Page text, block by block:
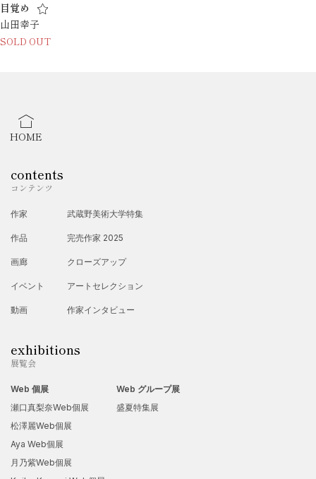
目覚め
山田幸子
SOLD OUT
HOME
contents
コンテンツ
作家
作品
画廊
イベント
動画
武蔵野美術大学特集
完売作家 2025
クローズアップ
アートセレクション
作家インタビュー
exhibitions
展覧会
Web 個展
瀬口真梨奈Web個展
松澤麗Web個展
Aya Web個展
月乃紫Web個展
Web グループ展
盛夏特集展